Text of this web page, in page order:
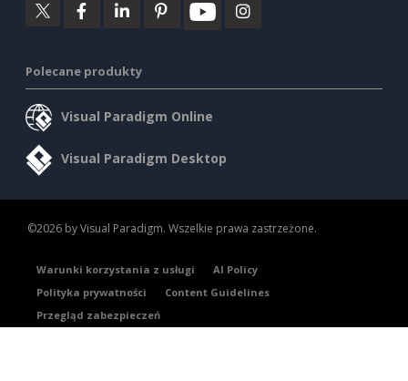
Polecane produkty
Visual Paradigm Online
Visual Paradigm Desktop
©2026 by Visual Paradigm. Wszelkie prawa zastrzeżone.
Warunki korzystania z usługi
AI Policy
Polityka prywatności
Content Guidelines
Przegląd zabezpieczeń